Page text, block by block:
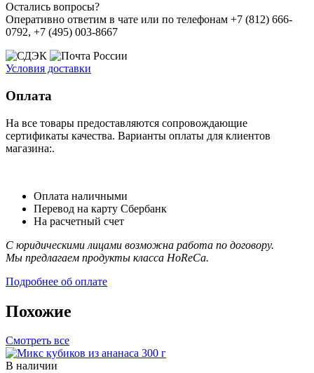
Остались вопросы?
Оперативно ответим в чате или по телефонам +7 (812) 666-
0792, +7 (495) 003-8667
Условия доставки
Оплата
На все товары предоставляются сопровождающие
сертификаты качества. Варианты оплаты для клиентов
магазина:.
Оплата наличными
Перевод на карту Сбербанк
На расчетный счет
С юридическими лицами возможна работа по договору.
Мы предлагаем продукты класса HoReCa.
Подробнее об оплате
Похожие
Смотреть все
В наличии